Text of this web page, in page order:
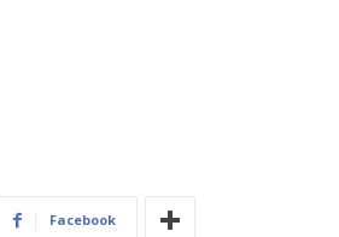
Facebook